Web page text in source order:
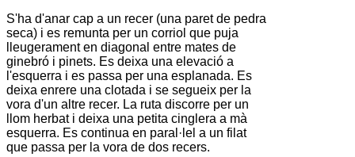
S'ha d'anar cap a un recer (una paret de pedra
seca) i es remunta per un corriol que puja
lleugerament en diagonal entre mates de
ginebró i pinets. Es deixa una elevació a
l'esquerra i es passa per una esplanada. Es
deixa enrere una clotada i se segueix per la
vora d'un altre recer. La ruta discorre per un
llom herbat i deixa una petita cinglera a mà
esquerra. Es continua en paral·lel a un filat
que passa per la vora de dos recers.